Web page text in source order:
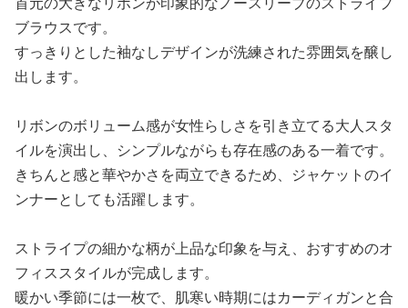
ブラウスです。
すっきりとした袖なしデザインが洗練された雰囲気を醸し
出します。
リボンのボリューム感が女性らしさを引き立てる大人スタ
イルを演出し、シンプルながらも存在感のある一着です。
きちんと感と華やかさを両立できるため、ジャケットのイ
ンナーとしても活躍します。
ストライプの細かな柄が上品な印象を与え、おすすめのオ
フィススタイルが完成します。
暖かい季節には一枚で、肌寒い時期にはカーディガンと合